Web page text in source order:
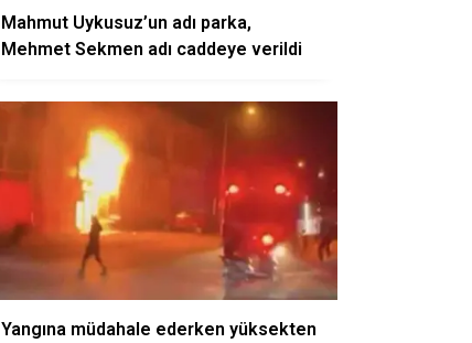
Mahmut Uykusuz’un adı parka,
Mehmet Sekmen adı caddeye verildi
Yangına müdahale ederken yüksekten